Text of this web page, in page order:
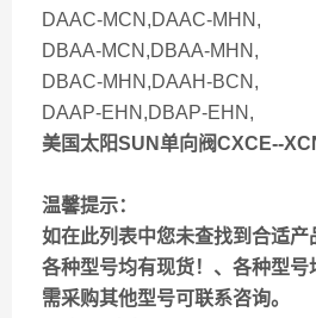
DAAC-MCN,DAAC-MHN,
DBAA-MCN,DBAA-MHN,
DBAC-MHN,DAAH-BCN,
DAAP-EHN,DBAP-EHN,
美国太阳SUN单向阀CXCE--
温馨提示：
如在此列表中您未查找到合适产
各种型号均有现货！、各种型号
需采购其他型号可联系咨询。